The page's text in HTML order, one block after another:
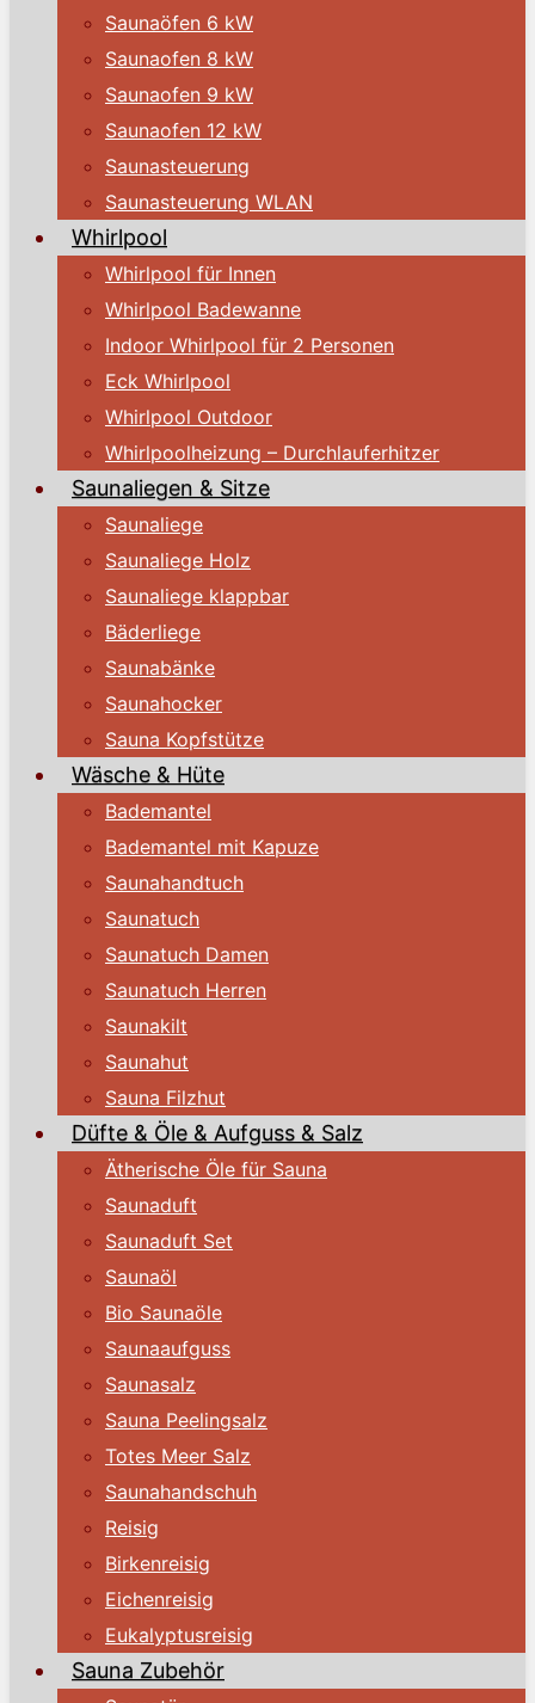
Saunaöfen 6 kW
Saunaofen 8 kW
Saunaofen 9 kW
Saunaofen 12 kW
Saunasteuerung
Saunasteuerung WLAN
Whirlpool
Whirlpool für Innen
Whirlpool Badewanne
Indoor Whirlpool für 2 Personen
Eck Whirlpool
Whirlpool Outdoor
Whirlpoolheizung – Durchlauferhitzer
Saunaliegen & Sitze
Saunaliege
Saunaliege Holz
Saunaliege klappbar
Bäderliege
Saunabänke
Saunahocker
Sauna Kopfstütze
Wäsche & Hüte
Bademantel
Bademantel mit Kapuze
Saunahandtuch
Saunatuch
Saunatuch Damen
Saunatuch Herren
Saunakilt
Saunahut
Sauna Filzhut
Düfte & Öle & Aufguss & Salz
Ätherische Öle für Sauna
Saunaduft
Saunaduft Set
Saunaöl
Bio Saunaöle
Saunaaufguss
Saunasalz
Sauna Peelingsalz
Totes Meer Salz
Saunahandschuh
Reisig
Birkenreisig
Eichenreisig
Eukalyptusreisig
Sauna Zubehör